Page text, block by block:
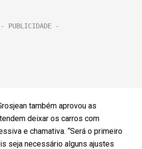
também aprovou as
deixar os carros com
e chamativa. “Será o primeiro
seja necessário alguns ajustes